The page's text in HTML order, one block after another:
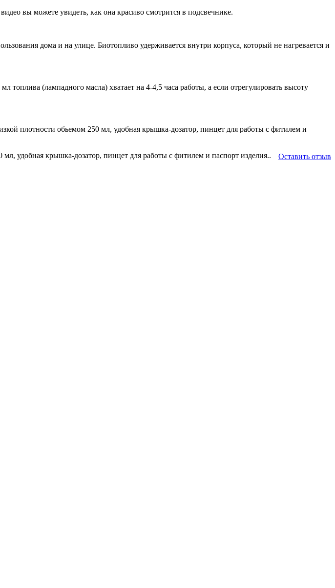
вы можете увидеть, как она красиво смотрится в подсвечнике.
дома и на улице. Биотопливо удерживается внутри корпуса, который не нагревается и
(лампадного масла) хватает на 4-4,5 часа работы, а если отрегулировать высоту
плотности обьемом 250 мл, удобная крышка-дозатор, пинцет для работы с фитилем и
удобная крышка-дозатор, пинцет для работы с фитилем и паспорт изделия..
Оставить отзыв